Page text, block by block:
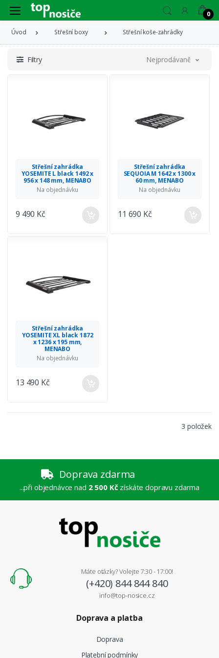
0
Úvod Střešní boxy Střešní koše-zahrádky
Filtry Nejprodávanější
Střešní zahrádka
YOSEMITE L black 1492 x
956 x 148 mm, MENABO
Na objednávku
9 490 Kč
Střešní zahrádka
SEQUOIA M 1642 x 1300 x
60 mm, MENABO
Na objednávku
11 690 Kč
Střešní zahrádka
YOSEMITE XL black 1872
x 1236 x 195 mm,
MENABO
Na objednávku
13 490 Kč
3 položek
Doprava zdarma
...při objednávce nad 2 500 Kčzískáte dopravu zdarma
Máte otázky? Volejte 7:30 - 17:00!
(+420) 844 844 840
info@top-nosice.cz
Doprava a platba
Doprava
Platební podmínky